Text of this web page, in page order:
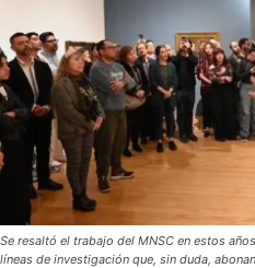
Se resaltó el trabajo del MNSC en estos
líneas de investigación que, sin duda,